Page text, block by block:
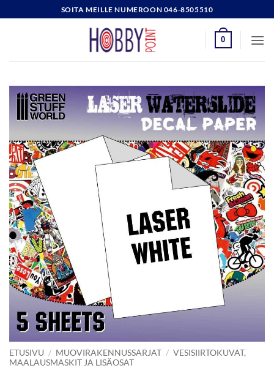
to
SOITA MEILLE NUMEROON 046-8505510
0
ETUSIVU / MUOVIRAKENNUSSARJAT / VESISIIRTOKUVAT,
MAALAUSMASKIT JA LISÄOSAT